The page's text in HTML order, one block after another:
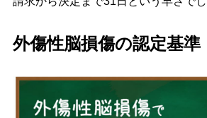
外傷性脳損傷の認定基準